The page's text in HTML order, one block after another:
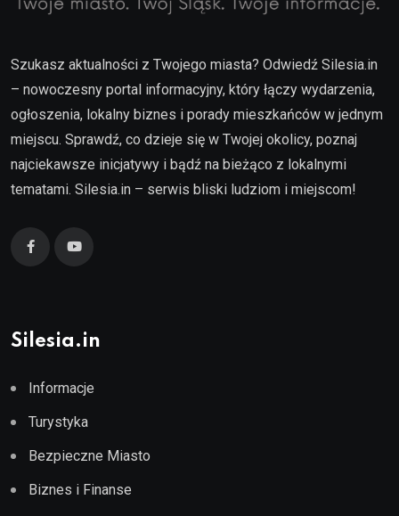
Szukasz aktualności z Twojego miasta? Odwiedź Silesia.in
– nowoczesny portal informacyjny, który łączy wydarzenia,
ogłoszenia, lokalny biznes i porady mieszkańców w jednym
miejscu. Sprawdź, co dzieje się w Twojej okolicy, poznaj
najciekawsze inicjatywy i bądź na bieżąco z lokalnymi
tematami. Silesia.in – serwis bliski ludziom i miejscom!
Silesia.in
Informacje
Turystyka
Bezpieczne Miasto
Biznes i Finanse